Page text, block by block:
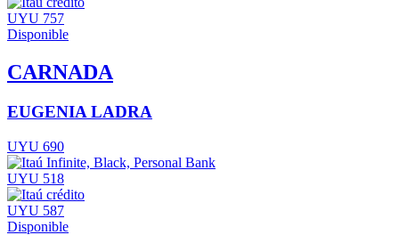
UYU 757
Disponible
CARNADA
EUGENIA LADRA
UYU 690
UYU 518
UYU 587
Disponible